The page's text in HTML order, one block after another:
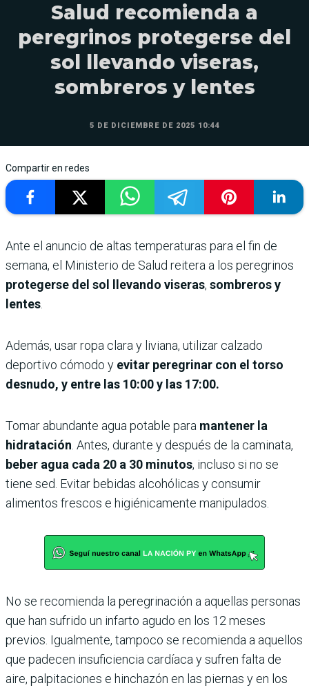
Salud recomienda a
peregrinos protegerse del
sol llevando viseras,
sombreros y lentes
5 DE DICIEMBRE DE 2025 10:44
Compartir en redes
Ante el anuncio de altas temperaturas para el fin de
semana, el Ministerio de Salud reitera a los peregrinos
protegerse del sol llevando viseras, sombreros y
lentes.
Además, usar ropa clara y liviana, utilizar calzado
deportivo cómodo y evitar peregrinar con el torso
desnudo, y entre las 10:00 y las 17:00.
Tomar abundante agua potable para mantener la
hidratación. Antes, durante y después de la caminata,
beber agua cada 20 a 30 minutos, incluso si no se
tiene sed. Evitar bebidas alcohólicas y consumir
alimentos frescos e higiénicamente manipulados.
No se recomienda la peregrinación a aquellas personas
que han sufrido un infarto agudo en los 12 meses
previos. Igualmente, tampoco se recomienda a aquellos
que padecen insuficiencia cardíaca y sufren falta de
aire, palpitaciones e hinchazón en las piernas y en los